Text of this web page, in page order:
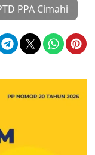
PPA Cimahi